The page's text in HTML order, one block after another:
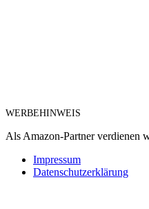
WERBEHINWEIS
Als Amazon-Partner verdienen
Impressum
Datenschutzerklärung